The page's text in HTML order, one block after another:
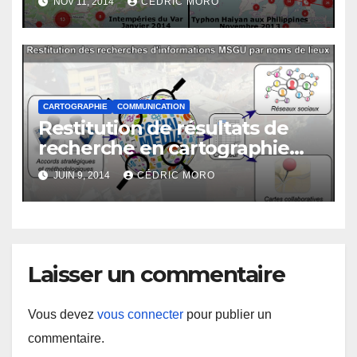
CARTOGRAPHIE COMMUNICATION
Restitution de résultats de
recherche en cartographie
#MSGU par noms de lieux
JUIN 9, 2014 CÉDRIC MORO
Laisser un commentaire
Vous devez vous connecter pour publier un
commentaire.